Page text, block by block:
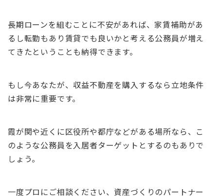
長期ローンを組むことに不安があれば、家賃補助があ
るし転勤もあり賃貸でも良いかと考える公務員が増え
てきたということも納得できます。
もし今あなたが、収益不動産を購入するなら立地条件
は非常に重要です。
霞が関や近くに区役所や都庁などがある場所なら、こ
のような公務員を入居者ターゲットとするのもありで
しょう。
一度プロにご相談ください、資産づくりのパートナー